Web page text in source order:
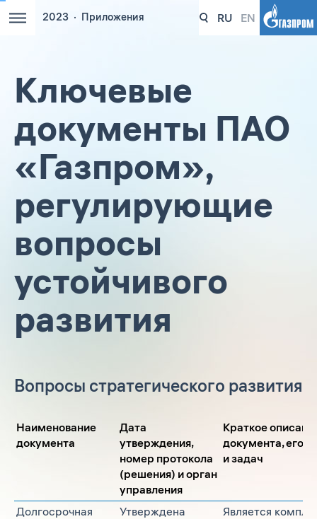
2023 Приложения RU EN
Ключевые
документы ПАО
«Газпром»,
регулирующие
вопросы
устойчивого
развития
Вопросы стратегического развития
Наименование
документа
Дата
утверждения,
номер протокола
(решения) и орган
управления
Краткое
документа, его
и задач
Долгосрочная
Утверждена
Является